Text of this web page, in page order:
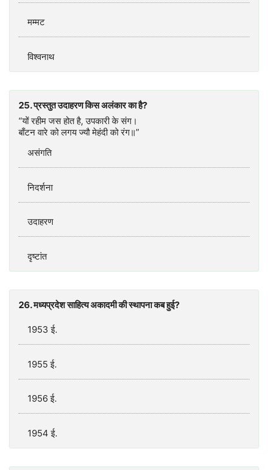
मम्मट
विश्वनाथ
25. प्रस्तुत उदाहरण किस अलंकार का है?
“यों रहीम जस होत है, उपकारी के संग।
बाँटन वारे को लगय ज्यौ मेहंदी को रंग॥”
असंगति
निदर्शना
उदाहरण
दृष्टांत
26. मध्यप्रदेश साहित्य अकादमी की स्थापना कब हुई?
1953 ई.
1955 ई.
1956 ई.
1954 ई.